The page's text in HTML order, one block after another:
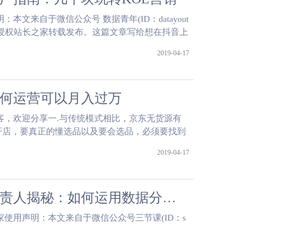
本文来自于微信公众号 数据青年(ID：datayout
权站长之家转载发布。这篇文章写给想在抖音上
2019-04-17
运营可以月入过万
欢迎分享一.与传统模式相比，京东无货源有
，要真正的懂选品以及要会选品，必须要找到
2019-04-17
千万级产品增长负责人揭秘：如何运用数据分析指导增长？
使用声明：本文来自于微信公众号三节课(ID：s